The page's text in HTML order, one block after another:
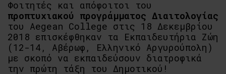
Φοιτητές και απόφοιτοι του
προπτυχιακού προγράμματος Διαιτολογίας
του Aegean College στις 18 Δεκεμβρίου
2018 επισκέφθηκαν τα Εκπαιδευτήρια Ζώη
(12-14, Αβέρωφ, Ελληνικό Αργυρούπολη)
με σκοπό να εκπαιδεύσουν διατροφικά
την πρώτη τάξη του Δημοτικού!